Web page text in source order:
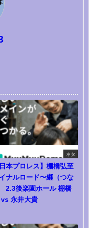
ネタ
日本プロレス】棚橋弘至
ナルロード〜継（つな
2.3後楽園ホール 棚橋
永井大貴